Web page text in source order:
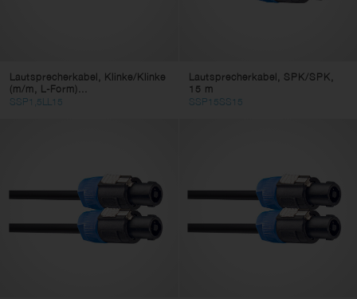
Lautsprecherkabel, Klinke/Klinke
(m/m, L-Form)...
SSP1,5LL15
Lautsprecherkabel, SPK/SPK,
15 m
SSP15SS15